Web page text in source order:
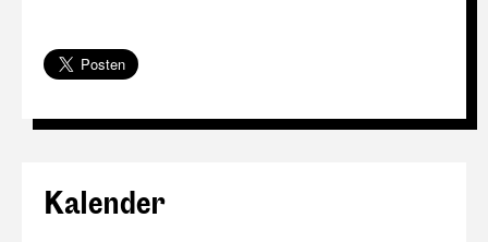
Kalender